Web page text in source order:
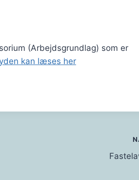
(Arbejdsgrundlag) som er
kan læses her